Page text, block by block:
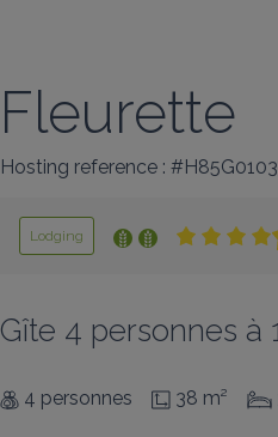
Fleurette
Hosting reference :
Lodging
Gîte 4 personnes à
4 personnes 38 m²